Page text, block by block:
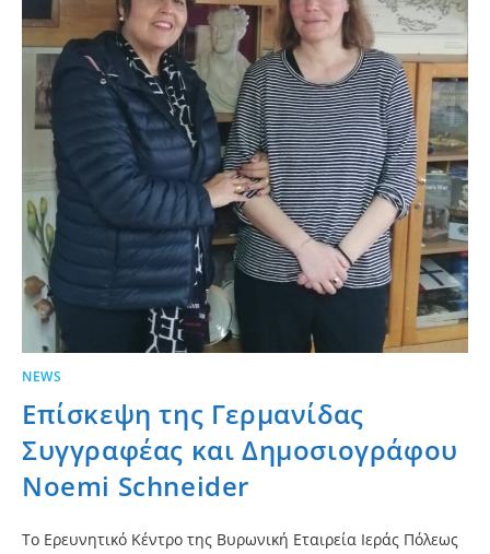
NEWS
Επίσκεψη της Γερμανίδας
Συγγραφέας και Δημοσιογράφου
Noemi Schneider
Το Ερευνητικό Κέντρο της Βυρωνική Εταιρεία Ιεράς Πόλεως